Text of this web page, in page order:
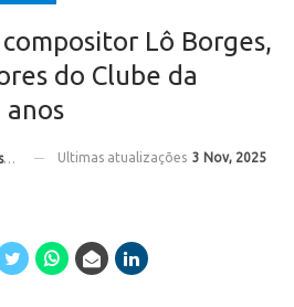
Lô Borges,
do Clube da
anos
Ultimas atualizações 3 Nov, 2025